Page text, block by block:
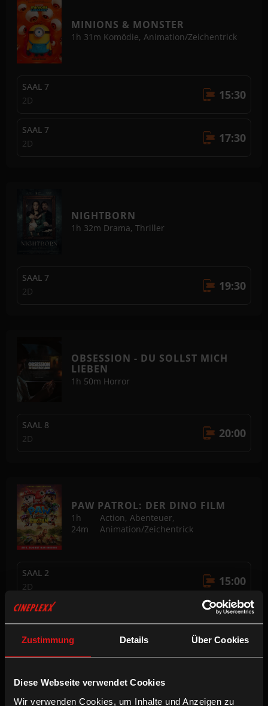
Zustimmung Details Über Cookies
Diese Webseite verwendet Cookies
Wir verwenden Cookies, um Inhalte und Anzeigen zu
MINIONS & MONSTER
Komödie, Animation/Zeichentrick
1h 31m
15:30
SAAL 7
2D
17:30
SAAL 7
2D
NIGHTBORN
Drama, Thriller
1h 32m
19:30
SAAL 7
2D
OBSESSION - DU SOLLST MICH
LIEBEN
Horror
1h 50m
20:00
SAAL 8
2D
PAW PATROL: DER DINO FILM
Action, Abenteuer,
Animation/Zeichentrick
1h
24m
15:00
SAAL 2
2D
15:30
SPIDER-MAN: BRAND NEW DAY